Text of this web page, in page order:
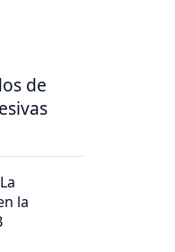
de
la